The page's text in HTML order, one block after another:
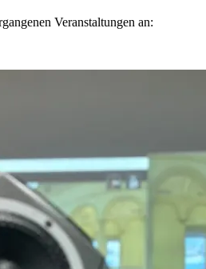
Veranstaltungen an: